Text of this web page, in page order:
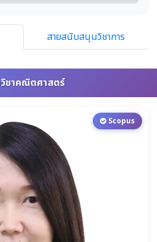
สายสนับสนุนวิชาการ
ชาคณิตศาสตร์
Scopus